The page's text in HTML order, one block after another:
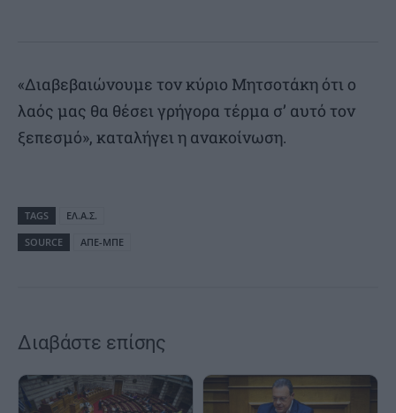
«Διαβεβαιώνουμε τον κύριο Μητσοτάκη ότι ο
λαός μας θα θέσει γρήγορα τέρμα σ’ αυτό τον
ξεπεσμό», καταλήγει η ανακοίνωση.
TAGS
ΕΛ.Α.Σ.
SOURCE
ΑΠΕ-ΜΠΕ
Διαβάστε επίσης